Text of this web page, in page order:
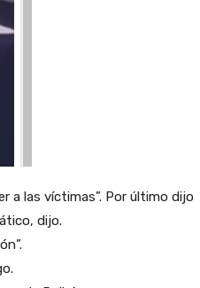
a las víctimas”. Por último dijo
dijo.